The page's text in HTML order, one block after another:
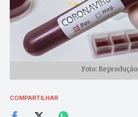
Foto: Reprodução
COMPARTILHAR